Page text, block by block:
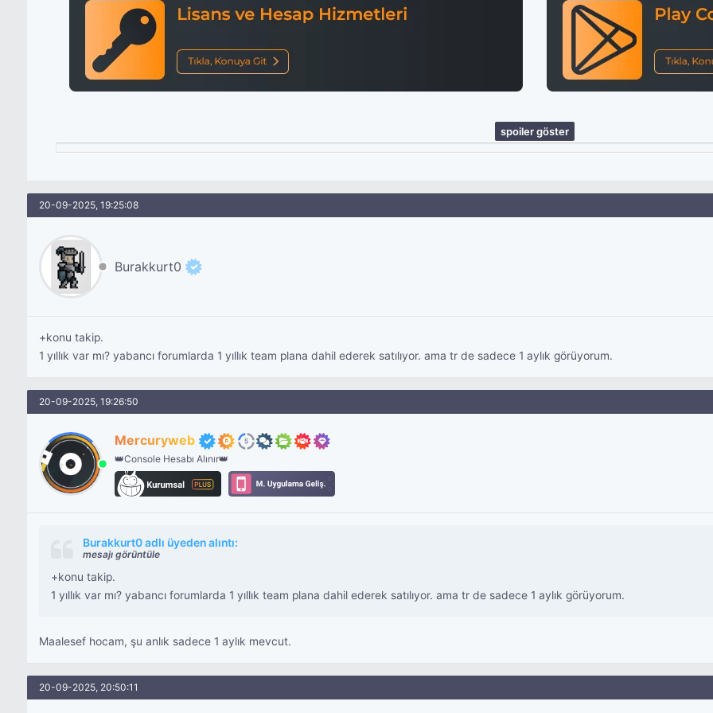
spoiler göster
20-09-2025, 19:25:08
Burakkurt0
+konu takip.
1 yıllık var mı? yabancı forumlarda 1 yıllık team plana dahil ederek satılıyor. ama tr de sadece 1 aylık görüyorum.
20-09-2025, 19:26:50
Mercuryweb
👑Console Hesabı Alınır👑
Burakkurt0 adlı üyeden alıntı:
mesajı görüntüle
+konu takip.
1 yıllık var mı? yabancı forumlarda 1 yıllık team plana dahil ederek satılıyor. ama tr de sadece 1 aylık görüyorum.
Maalesef hocam, şu anlık sadece 1 aylık mevcut.
20-09-2025, 20:50:11